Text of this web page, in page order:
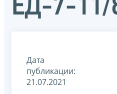
ЕД-7-11/
Дата
публикации:
21.07.2021